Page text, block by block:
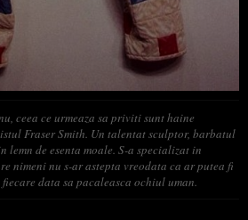
ceea ce urmeaza sa priviti sunt haine
Fraser Smith. Un talentat sculptor, barbatul
de esenta moale. S-a specializat in
nimeni nu s-ar astepta vreodata ca ar putea fi
data sa pacaleasca ochiul uman.